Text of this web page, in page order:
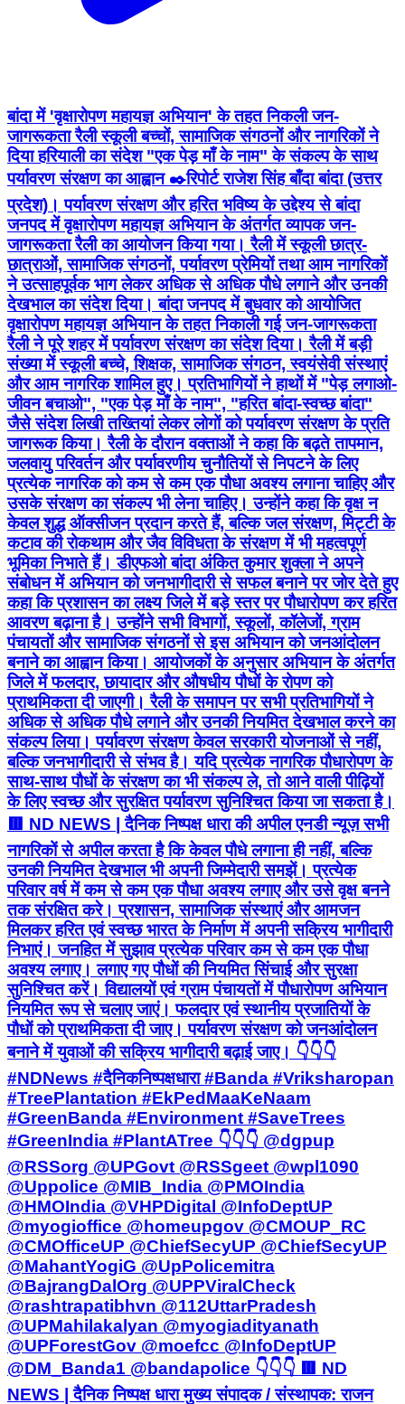
बांदा में 'वृक्षारोपण महायज्ञ अभियान' के तहत निकली जन-
जागरूकता रैली स्कूली बच्चों, सामाजिक संगठनों और नागरिकों ने
जनपद में वृक्षारोपण महायज्ञ अभियान के अंतर्गत व्यापक जन-
जागरूकता रैली का आयोजन किया गया। रैली में स्कूली छात्र-
छात्राओं, सामाजिक संगठनों, पर्यावरण प्रेमियों तथा आम नागरिकों
ने उत्साहपूर्वक भाग लेकर अधिक से अधिक पौधे लगाने और उनकी
देखभाल का संदेश दिया। बांदा जनपद में बुधवार को आयोजित
वृक्षारोपण महायज्ञ अभियान के तहत निकाली गई जन-जागरूकता
रैली ने पूरे शहर में पर्यावरण संरक्षण का संदेश दिया। रैली में बड़ी
संख्या में स्कूली बच्चे, शिक्षक, सामाजिक संगठन, स्वयंसेवी संस्थाएं
और आम नागरिक शामिल हुए। प्रतिभागियों ने हाथों में "पेड़ लगाओ-
जीवन बचाओ", "एक पेड़ माँ के नाम", "हरित बांदा-स्वच्छ बांदा"
जैसे संदेश लिखी तख्तियां लेकर लोगों को पर्यावरण संरक्षण के प्रति
जागरूक किया। रैली के दौरान वक्ताओं ने कहा कि बढ़ते तापमान,
जलवायु परिवर्तन और पर्यावरणीय चुनौतियों से निपटने के लिए
प्रत्येक नागरिक को कम से कम एक पौधा अवश्य लगाना चाहिए और
उसके संरक्षण का संकल्प भी लेना चाहिए। उन्होंने कहा कि वृक्ष न
केवल शुद्ध ऑक्सीजन प्रदान करते हैं, बल्कि जल संरक्षण, मिट्टी के
कटाव की रोकथाम और जैव विविधता के संरक्षण में भी महत्वपूर्ण
भूमिका निभाते हैं। डीएफओ बांदा अंकित कुमार शुक्ला ने अपने
संबोधन में अभियान को जनभागीदारी से सफल बनाने पर जोर देते हुए
कहा कि प्रशासन का लक्ष्य जिले में बड़े स्तर पर पौधारोपण कर हरित
आवरण बढ़ाना है। उन्होंने सभी विभागों, स्कूलों, कॉलेजों, ग्राम
पंचायतों और सामाजिक संगठनों से इस अभियान को जनआंदोलन
बनाने का आह्वान किया। आयोजकों के अनुसार अभियान के अंतर्गत
जिले में फलदार, छायादार और औषधीय पौधों के रोपण को
प्राथमिकता दी जाएगी। रैली के समापन पर सभी प्रतिभागियों ने
अधिक से अधिक पौधे लगाने और उनकी नियमित देखभाल करने का
संकल्प लिया। पर्यावरण संरक्षण केवल सरकारी योजनाओं से नहीं,
बल्कि जनभागीदारी से संभव है। यदि प्रत्येक नागरिक पौधारोपण के
साथ-साथ पौधों के संरक्षण का भी संकल्प ले, तो आने वाली पीढ़ियों
के लिए स्वच्छ और सुरक्षित पर्यावरण सुनिश्चित किया जा सकता है।
🟥 ND NEWS | दैनिक निष्पक्ष धारा की अपील एनडी न्यूज़ सभी
नागरिकों से अपील करता है कि केवल पौधे लगाना ही नहीं, बल्कि
उनकी नियमित देखभाल भी अपनी जिम्मेदारी समझें। प्रत्येक
परिवार वर्ष में कम से कम एक पौधा अवश्य लगाए और उसे वृक्ष बनने
तक संरक्षित करे। प्रशासन, सामाजिक संस्थाएं और आमजन
मिलकर हरित एवं स्वच्छ भारत के निर्माण में अपनी सक्रिय भागीदारी
निभाएं। जनहित में सुझाव प्रत्येक परिवार कम से कम एक पौधा
अवश्य लगाए। लगाए गए पौधों की नियमित सिंचाई और सुरक्षा
सुनिश्चित करें। विद्यालयों एवं ग्राम पंचायतों में पौधारोपण अभियान
नियमित रूप से चलाए जाएं। फलदार एवं स्थानीय प्रजातियों के
पौधों को प्राथमिकता दी जाए। पर्यावरण संरक्षण को जनआंदोलन
बनाने में युवाओं की सक्रिय भागीदारी बढ़ाई जाए। 👇👇👇
#NDNews #दैनिकनिष्पक्षधारा #Banda #Vriksharopan
#TreePlantation #EkPedMaaKeNaam
#GreenBanda #Environment #SaveTrees
#GreenIndia #PlantATree 👇👇👇 @dgpup
@RSSorg @UPGovt @RSSgeet @wpl1090
@Uppolice @MIB_India @PMOIndia
@HMOIndia @VHPDigital @InfoDeptUP
@myogioffice @homeupgov @CMOUP_RC
@CMOfficeUP @ChiefSecyUP @ChiefSecyUP
@MahantYogiG @UpPolicemitra
@BajrangDalOrg @UPPViralCheck
@rashtrapatibhvn @112UttarPradesh
@UPMahilakalyan @myogiadityanath
@UPForestGov @moefcc @InfoDeptUP
@DM_Banda1 @bandapolice 👇👇👇 🟥 ND
NEWS | दैनिक निष्पक्ष धारा मुख्य संपादक / संस्थापक: राजन
सिंह हाड़ा सह-संपादक: शालिनी सिंह भदौरिया ✒️ रिपोर्ट: राजेश
सिंह, एनडी न्यूज़ बांदा 📍 कार्यालय-3: U158, हीरा स्वीट्स के
पास, विकास मार्ग, लक्ष्मी नगर, पूर्वी दिल्ली, पिन कोड – 110092
(NCR) 📍 कार्यालय-2: विधानसभा रोड, बर्लिंगटन चौराहा,
लखनऊ – 226001 (UP) 📍 कार्यालय-1: 1/1 अटल बिहारी